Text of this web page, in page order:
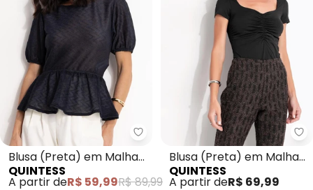
Quintess - Blusa (Preta) em
Blusa (Preta) em Malha
Texturizada
QUINTESS
A partir deR$ 59,99R$ 89,99
Blusa (Preta) em Malha
Fria
QUINTESS
A partir deR$ 69,99